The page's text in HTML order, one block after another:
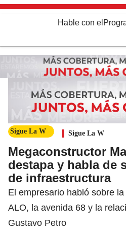
Hable con el
Sigue La W Sigue La W
Megaconstructor
destapa y habla de
de infraestructura
El empresario habló sobre
ALO, la avenida 68 y la
Gustavo Petro